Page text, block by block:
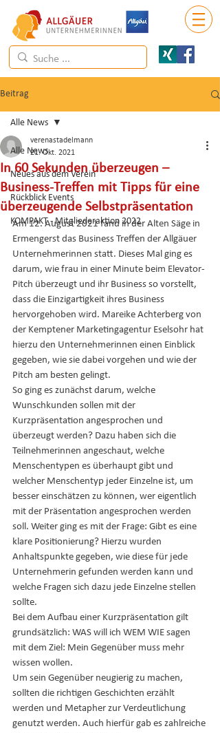
Beitrag
Alle News
Neues aus dem Verein
Rückblick Events
KOMPAKT - Mitgliederaktion 2022
Alle News
In 60 Sekunden überzeugen –
Business-Treffen mit Tipps für eine
überzeugende Selbstpräsentation
verenastadelmann
21. Okt. 2021
Am 12. August 2021 fand in der Alten Säge in
Ermengerst das Business Treffen der Allgäuer
Unternehmerinnen statt. Dieses Mal ging es
darum, wie frau in einer Minute beim Elevator-
Pitch überzeugt und ihr Business so vorstellt,
dass die Einzigartigkeit ihres Business
hervorgehoben wird. Mareike Achterberg von
der Kemptener Marketingagentur Eselsohr hat
hierzu den Unternehmerinnen einen Einblick
gegeben, wie sie dabei vorgehen und wie der
Pitch am besten gelingt.
So ging es zunächst darum, welche
Wunschkunden sollen mit der
Kurzpräsentation angesprochen und
überzeugt werden? Dazu haben sich die
Teilnehmerinnen angeschaut, welche
Menschentypen es überhaupt gibt und
welcher Menschentyp jeder Einzelne ist, um
besser einschätzen zu können, wer eigentlich
mit der Präsentation angesprochen werden
soll. Weiter ging es mit der Frage: Gibt es eine
klare Positionierung? Hierzu wurden
Anhaltspunkte gegeben, wie diese für jede
Unternehmerin gefunden werden kann und
welche Fragen sich dazu jede Einzelne stellen
sollte.
Bei dem Aufbau einer Kurzpräsentation gilt
grundsätzlich: WAS will ich WEM WIE sagen
mit dem Ziel: Mein Gegenüber muss mehr
wissen wollen.
Um sein Gegenüber neugierig zu machen,
sollten die richtigen Geschichten erzählt
werden und Metapher zur Verdeutlichung
genutzt werden. Auch hierfür gab es zahlreiche